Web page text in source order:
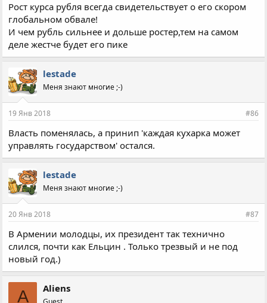
Рост курса рубля всегда свидетельствует о его скором
глобальном обвале!
И чем рубль сильнее и дольше ростер,тем на самом
деле жестче будет его пике
lestade
Меня знают многие ;-)
19 Янв 2018 #86
Власть поменялась, а принип 'каждая кухарка может
управлять государством' остался.
lestade
Меня знают многие ;-)
20 Янв 2018 #87
В Армении молодцы, их президент так технично
слился, почти как Ельцин . Только трезвый и не под
новый год.)
A Aliens